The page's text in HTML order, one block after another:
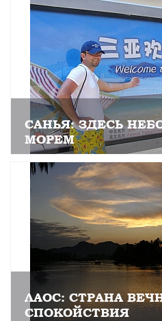
САНЬЯ: ЗДЕСЬ
МОРЕМ
ЛАОС: СТРАНА
СПОКОЙСТВИЯ